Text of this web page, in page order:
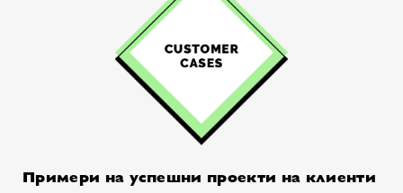
Примери на успешни проекти на клиенти